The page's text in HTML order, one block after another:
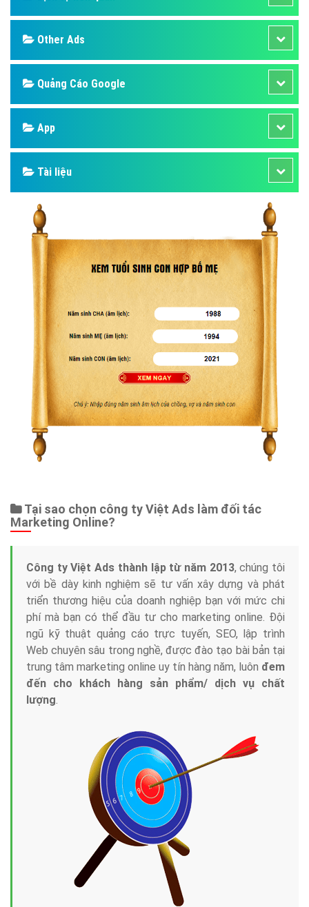
Other Ads
Quảng Cáo Google
App
Tài liệu
Tại sao chọn công ty Việt Ads làm đối tác
Marketing Online?
Công ty Việt Ads thành lập từ năm 2013, chúng tôi
với bề dày kinh nghiệm sẽ tư vấn xây dựng và phát
triển thương hiệu của doanh nghiệp bạn với mức chi
phí mà bạn có thể đầu tư cho marketing online. Đội
ngũ kỹ thuật quảng cáo trực tuyến, SEO, lập trình
Web chuyên sâu trong nghề, được đào tạo bài bản tại
trung tâm marketing online uy tín hàng năm, luôn đem
đến cho khách hàng sản phẩm/ dịch vụ chất
lượng.